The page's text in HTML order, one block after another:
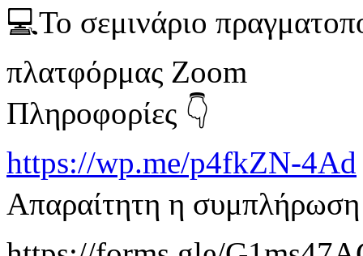
💻To σεμινάριο
πλατφόρμας Zoom
Πληροφορίες 👇
https://wp.me/p4fkZN-4Ad
Απαραίτητη η